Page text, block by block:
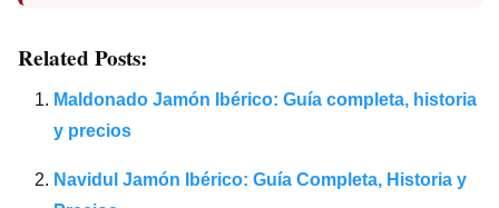
Related Posts:
Maldonado Jamón Ibérico: Guía completa, historia
y precios
Navidul Jamón Ibérico: Guía Completa, Historia y